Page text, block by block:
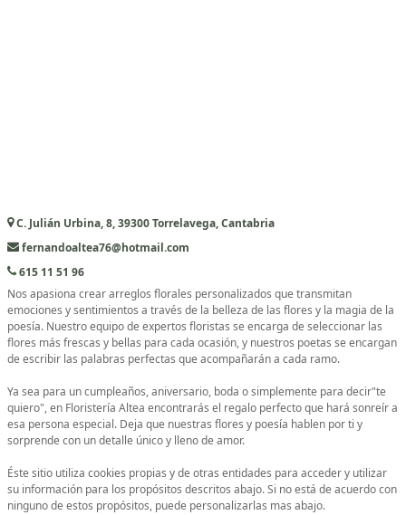
C. Julián Urbina, 8, 39300 Torrelavega, Cantabria
fernandoaltea76@hotmail.com
615 11 51 96
Nos apasiona crear arreglos florales personalizados que transmitan
emociones y sentimientos a través de la belleza de las flores y la magia de la
poesía. Nuestro equipo de expertos floristas se encarga de seleccionar las
flores más frescas y bellas para cada ocasión, y nuestros poetas se encargan
de escribir las palabras perfectas que acompañarán a cada ramo.
Ya sea para un cumpleaños, aniversario, boda o simplemente para decir"te
quiero", en Floristería Altea encontrarás el regalo perfecto que hará sonreír a
esa persona especial. Deja que nuestras flores y poesía hablen por ti y
sorprende con un detalle único y lleno de amor.
Éste sitio utiliza cookies propias y de otras entidades para acceder y utilizar
su información para los propósitos descritos abajo. Si no está de acuerdo con
ninguno de estos propósitos, puede personalizarlas mas abajo.